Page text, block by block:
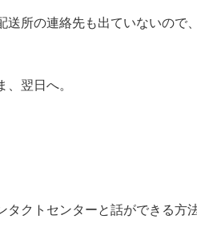
所の連絡先も出ていないので
翌日へ。
クトセンターと話ができる方